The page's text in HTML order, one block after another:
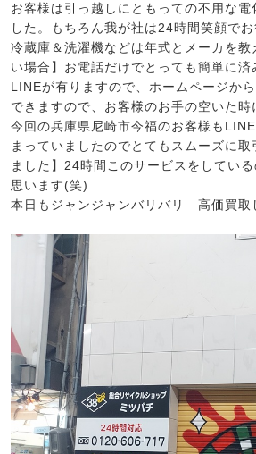
お客様は引っ越しにともっての不用な
した。もちろん我が社は24時間笑顔でお
冷蔵庫＆洗濯機などは年式とメーカを
い場合】お電話だけでとっても簡単に
LINEが有りますので、ホームページか
できますので、お客様のお手の空いた
今回の兵庫県尼崎市今福のお客様も
まっていましたのでとてもスムーズに
ました】24時間このサービスをしてい
思います(笑)
本日もジャンジャンバリバリ 高価買取